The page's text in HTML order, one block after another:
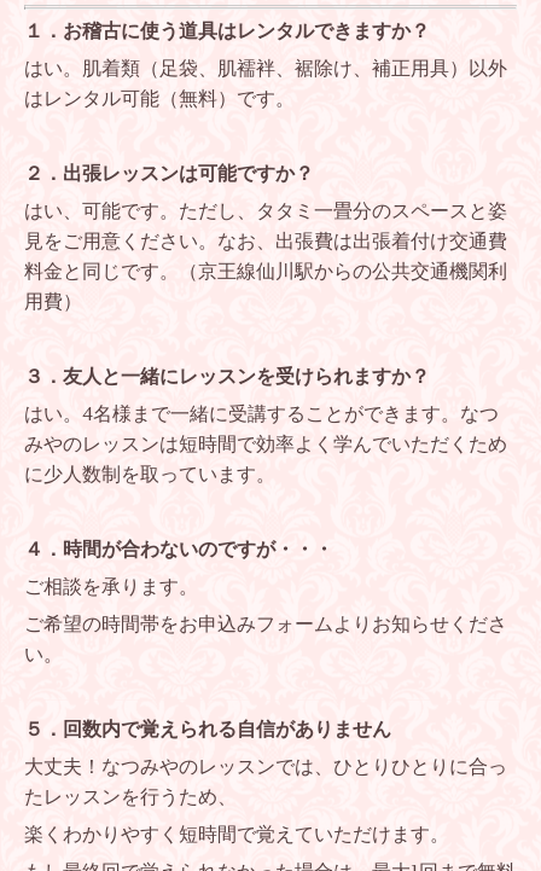
１．お稽古に使う道具はレンタルできますか？
はい。肌着類（足袋、肌襦袢、裾除け、補正用具）以外
はレンタル可能（無料）です。
２．出張レッスンは可能ですか？
はい、可能です。ただし、タタミ一畳分のスペースと姿
見をご用意ください。なお、出張費は出張着付け交通費
料金と同じです。（京王線仙川駅からの公共交通機関利
用費）
３．友人と一緒にレッスンを受けられますか？
はい。4名様まで一緒に受講することができます。なつ
みやのレッスンは短時間で効率よく学んでいただくため
に少人数制を取っています。
４．時間が合わないのですが・・・
ご相談を承ります。
ご希望の時間帯をお申込みフォームよりお知らせくださ
い。
５．回数内で覚えられる自信がありません
大丈夫！なつみやのレッスンでは、ひとりひとりに合っ
たレッスンを行うため、
楽くわかりやすく短時間で覚えていただけます。